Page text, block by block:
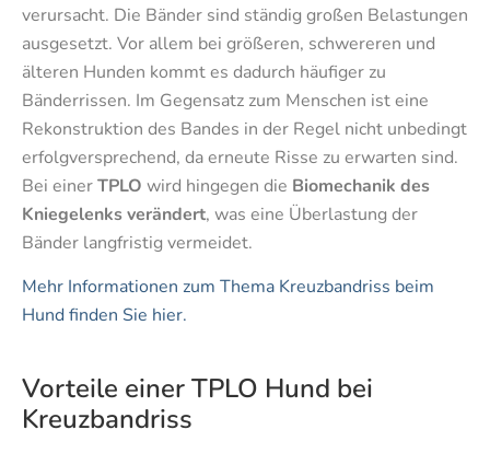
verursacht. Die Bänder sind ständig großen Belastungen
ausgesetzt. Vor allem bei größeren, schwereren und
älteren Hunden kommt es dadurch häufiger zu
Bänderrissen. Im Gegensatz zum Menschen ist eine
Rekonstruktion des Bandes in der Regel nicht unbedingt
erfolgversprechend, da erneute Risse zu erwarten sind.
Bei einerTPLO wird hingegen die Biomechanik des
Kniegelenks verändert, was eine Überlastung der
Bänder langfristig vermeidet.
Mehr Informationen zum Thema Kreuzbandriss beim
Hund finden Sie hier.
Vorteile einer TPLO Hund bei
Kreuzbandriss